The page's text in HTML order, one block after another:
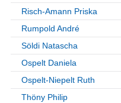
Risch-Amann Priska
Rumpold André
Söldi Natascha
Ospelt Daniela
Ospelt-Niepelt Ruth
Thöny Philip